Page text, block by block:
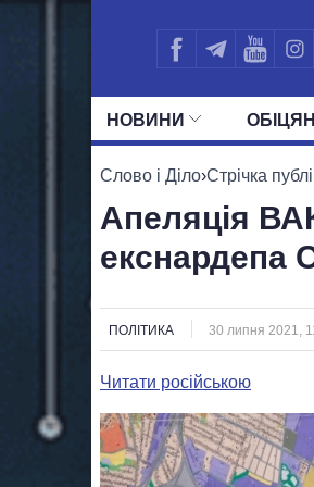
НОВИНИ
УСІ
Слово і Діло›Стрічка
Апеляція
екснардепа
ПОЛІТИКА 30 липня 2021,
Читати російською